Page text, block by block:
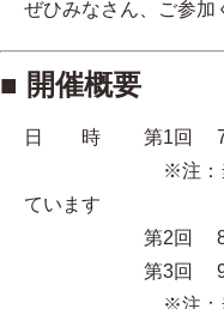
ぜひみなさん、ご参加
■ 開催概要
日 時 第1回 7
※注：当初ご案
ています
第2回 8月8
第3回 9月
※注：当初ご案